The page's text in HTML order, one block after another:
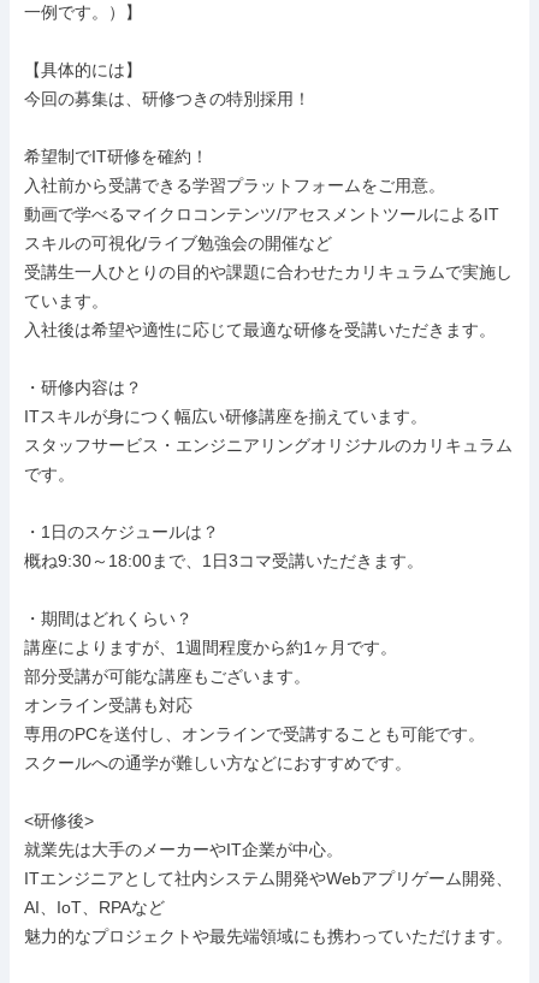
一例です。）】
【具体的には】
今回の募集は、研修つきの特別採用！
希望制でIT研修を確約！
入社前から受講できる学習プラットフォームをご用意。
動画で学べるマイクロコンテンツ/アセスメントツールによるIT
スキルの可視化/ライブ勉強会の開催など
受講生一人ひとりの目的や課題に合わせたカリキュラムで実施し
ています。
入社後は希望や適性に応じて最適な研修を受講いただきます。
・研修内容は？
ITスキルが身につく幅広い研修講座を揃えています。
スタッフサービス・エンジニアリングオリジナルのカリキュラム
です。
・1日のスケジュールは？
概ね9:30～18:00まで、1日3コマ受講いただきます。
・期間はどれくらい？
講座によりますが、1週間程度から約1ヶ月です。
部分受講が可能な講座もございます。
オンライン受講も対応
専用のPCを送付し、オンラインで受講することも可能です。
スクールへの通学が難しい方などにおすすめです。
<研修後>
就業先は大手のメーカーやIT企業が中心。
ITエンジニアとして社内システム開発やWebアプリゲーム開発、
AI、IoT、RPAなど
魅力的なプロジェクトや最先端領域にも携わっていただけます。